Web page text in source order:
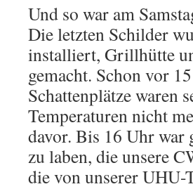
Und so war am
Die letzten Schilder
installiert, Grillhütte
gemacht. Schon vor
Schattenplätze waren
Temperaturen nicht
davor. Bis 16 Uhr war
zu laben, die unsere
die von unserer